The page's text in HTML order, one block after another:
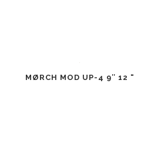
MØRCH MOD UP-4 9″ 12 “